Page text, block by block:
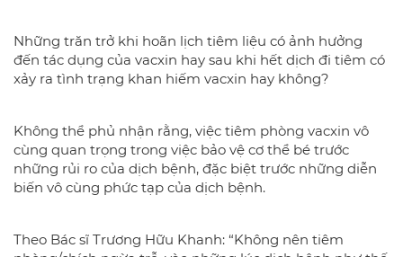
Những trăn trở khi hoãn lịch tiêm liệu có ảnh hưởng
đến tác dụng của vacxin hay sau khi hết dịch đi tiêm có
xảy ra tình trạng khan hiếm vacxin hay không?
Không thể phủ nhận rằng, việc tiêm phòng vacxin vô
cùng quan trọng trong việc bảo vệ cơ thể bé trước
những rủi ro của dịch bệnh, đặc biệt trước những diễn
biến vô cùng phức tạp của dịch bệnh.
Theo Bác sĩ Trương Hữu Khanh: “Không nên tiêm